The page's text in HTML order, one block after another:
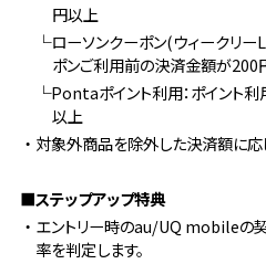
円以上
└ローソンクーポン(ウィークリーLAWSON含む)による値引：クー
ポンご利用前の決済金額が200
└Pontaポイント利用：ポイント利用分を除いた決済金額が200円
以上
・対象外商品を除外した決済額に
■ステップアップ特典
・エントリー時のau/UQ mobileの契約状況に基づいて当月の還元
率を判定します。